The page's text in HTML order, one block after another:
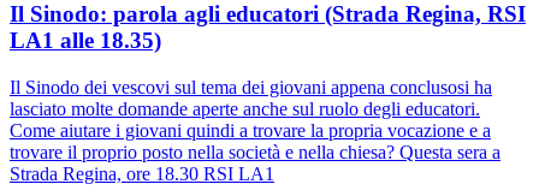
Il Sinodo: parola agli educatori (Strada Regina, RSI
LA1 alle 18.35)
Il Sinodo dei vescovi sul tema dei giovani appena conclusosi ha
lasciato molte domande aperte anche sul ruolo degli educatori.
Come aiutare i giovani quindi a trovare la propria vocazione e a
trovare il proprio posto nella società e nella chiesa? Questa sera a
Strada Regina, ore 18.30 RSI LA1